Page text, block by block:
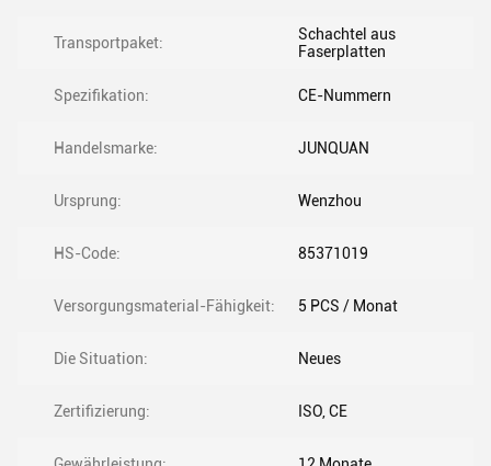
Transportpaket:
Schachtel aus
Faserplatten
Spezifikation: CE-Nummern
Handelsmarke: JUNQUAN
Ursprung: Wenzhou
HS-Code: 85371019
Versorgungsmaterial-Fähigkeit: 5 PCS / Monat
Die Situation: Neues
Zertifizierung: ISO, CE